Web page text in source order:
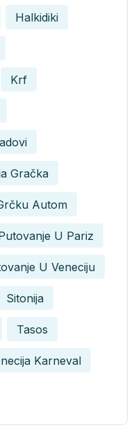
Halkidiki
Krf
Gračka
Autom
U Pariz
U Veneciju
Sitonija
Tasos
Karneval